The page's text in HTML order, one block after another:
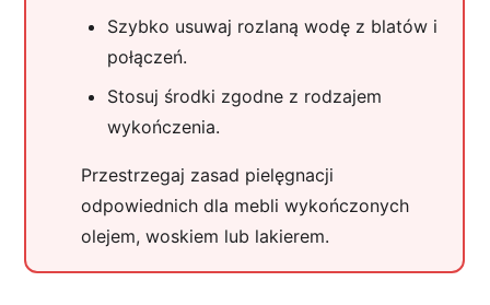
Szybko usuwaj rozlaną wodę z blatów i
połączeń.
Stosuj środki zgodne z rodzajem
wykończenia.
Przestrzegaj zasad pielęgnacji
odpowiednich dla mebli wykończonych
olejem, woskiem lub lakierem.